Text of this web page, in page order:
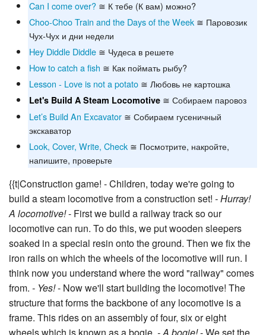
Can I come over? ≅ К тебе (К вам) можно?
Choo-Choo Train and the Days of the Week ≅ Паровозик
Чух-Чух и дни недели
Hey Diddle Diddle ≅ Чудеса в решете
How to catch a fish ≅ Как поймать рыбу?
Lesson - Love is not a potato ≅ Любовь не картошка
Let's Build A Steam Locomotive ≅ Собираем паровоз
Let’s Build An Excavator ≅ Собираем гусеничный
экскаватор
Look, Cover, Write, Check ≅ Посмотрите, накройте,
напишите, проверьте
{{t|Construction game! - Children, today we're going to
build a steam locomotive from a construction set! - Hurray!
A locomotive!- First we build a railway track so our
locomotive can run. To do this, we put wooden sleepers
soaked in a special resin onto the ground. Then we fix the
iron rails on which the wheels of the locomotive will run. I
think now you understand where the word "railway" comes
from. - Yes!- Now we'll start building the locomotive! The
structure that forms the backbone of any locomotive is a
frame. This rides on an assembly of four, six or eight